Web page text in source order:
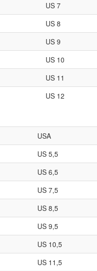
US 7
US 8
US 9
US 10
US 11
US 12
USA
US 5,5
US 6,5
US 7,5
US 8,5
US 9,5
US 10,5
US 11,5